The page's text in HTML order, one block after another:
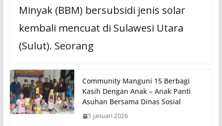
Minyak (BBM) bersubsidi jenis solar
kembali mencuat di Sulawesi Utara
(Sulut). Seorang
Community Manguni 15 Berbagi
Kasih Dengan Anak – Anak Panti
Asuhan Bersama Dinas Sosial
5 Januari 2026